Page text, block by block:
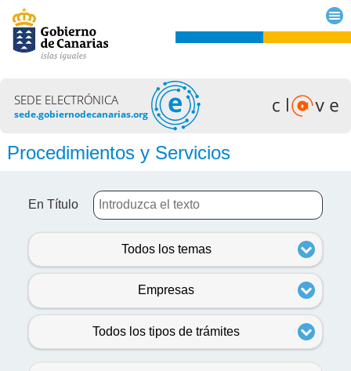
SEDE ELECTRÓNICA
sede.gobiernodecanarias.org
Procedimientos y Servicios
En Título
Todos los temas
Empresas
Todos los tipos de trámites